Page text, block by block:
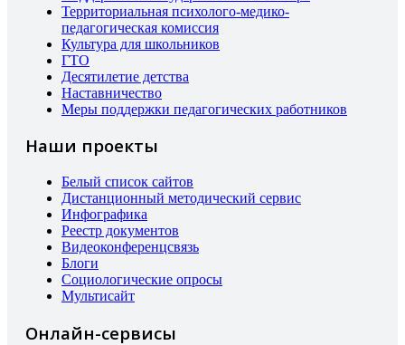
Территориальная психолого-медико-
педагогическая комиссия
Культура для школьников
ГТО
Десятилетие детства
Наставничество
Меры поддержки педагогических работников
Наши проекты
Белый список сайтов
Дистанционный методический сервис
Инфографика
Реестр документов
Видеоконференцсвязь
Блоги
Социологические опросы
Мультисайт
Онлайн-сервисы